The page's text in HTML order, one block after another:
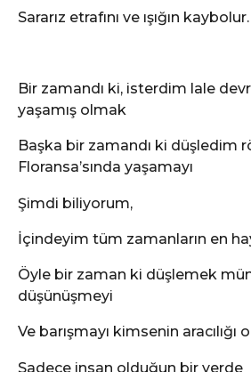
Sararız etrafını ve ışığın kaybolur.
Bir zamandı ki, isterdim lale
yaşamış olmak
Başka bir zamandı ki düşledim
Floransa’sında yaşamayı
Şimdi biliyorum,
İçindeyim tüm zamanların en
Öyle bir zaman ki düşlemek
düşünüşmeyi
Ve barışmayı kimsenin aracılığı
Sadece insan olduğun bir yerde